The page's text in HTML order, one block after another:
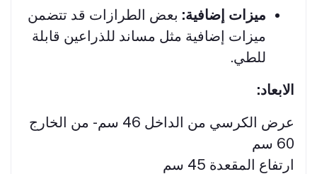
ميزات إضافية: بعض الطرازات قد تتضمن
ميزات إضافية مثل مساند للذراعين قابلة
للطي.
الابعاد:
عرض الكرسي من الداخل 46 سم - من الخارج
60 سم
ارتفاع المقعدة 45 سم